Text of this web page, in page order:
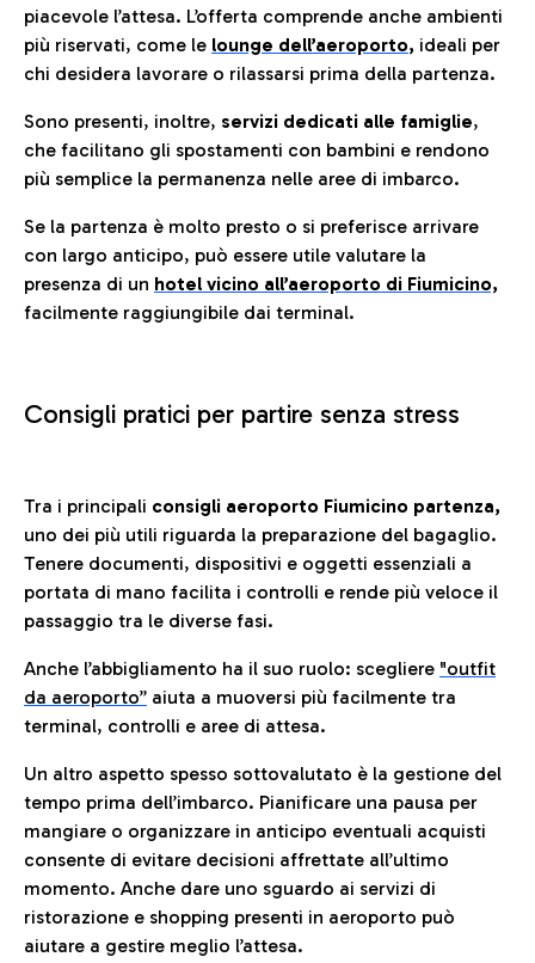
piacevole l’attesa. L’offerta comprende anche ambienti
più riservati, come le lounge dell’aeroporto, ideali per
chi desidera lavorare o rilassarsi prima della partenza.
Sono presenti, inoltre, servizi dedicati alle famiglie,
che facilitano gli spostamenti con bambini e rendono
più semplice la permanenza nelle aree di imbarco.
Se la partenza è molto presto o si preferisce arrivare
con largo anticipo, può essere utile valutare la
presenza di un hotel vicino all’aeroporto di Fiumicino,
facilmente raggiungibile dai terminal.
Consigli pratici per partire senza stress
Tra i principali consigli aeroporto Fiumicino partenza,
uno dei più utili riguarda la preparazione del bagaglio.
Tenere documenti, dispositivi e oggetti essenziali a
portata di mano facilita i controlli e rende più veloce il
passaggio tra le diverse fasi.
Anche l’abbigliamento ha il suo ruolo: scegliere "outfit
da aeroporto” aiuta a muoversi più facilmente tra
terminal, controlli e aree di attesa.
Un altro aspetto spesso sottovalutato è la gestione del
tempo prima dell’imbarco. Pianificare una pausa per
mangiare o organizzare in anticipo eventuali acquisti
consente di evitare decisioni affrettate all’ultimo
momento. Anche dare uno sguardo ai servizi di
ristorazione e shopping presenti in aeroporto può
aiutare a gestire meglio l’attesa.